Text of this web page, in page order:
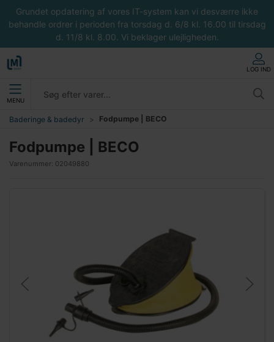
Grundet opdatering af vores IT-system kan vi desværre ikke
behandle ordrer i perioden fra torsdag d. 6/8 kl. 16.00 til tirsdag
d. 11/8 kl. 8.00. Vi beklager ulejligheden.
LOG IND
MENU
Baderinge & badedyr Fodpumpe | BECO
Fodpumpe | BECO
Varenummer: 02049880